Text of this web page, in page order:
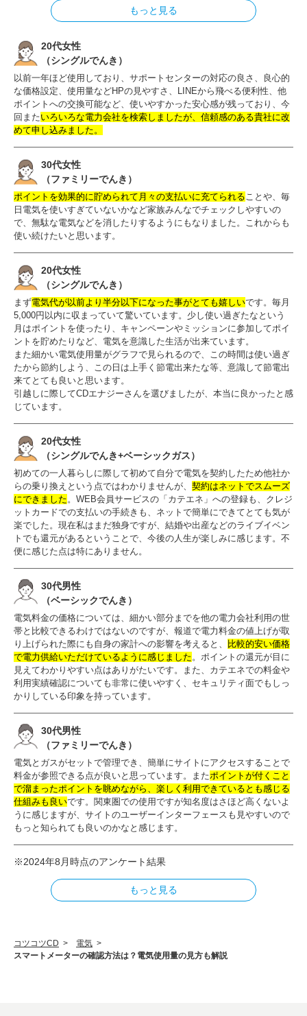
もっと見る
20代女性
（シングルでんき）
以前一年ほど使用しており、サポートセンターの対応の良さ、良心的
な価格設定、使用量などHPの見やすさ、LINEから飛べる便利性、他
ポイントへの交換可能など、使いやすかった安心感が残っており、今
回またいろいろな電力会社を検索しましたが、信頼感のある貴社に改
めて申し込みました。
30代女性
（ファミリーでんき）
ポイントを効果的に貯められて月々の支払いに充てられる ことや、毎
日電気を使いすぎていないかなど家族みんなでチェックしやすいの
で、無駄な電気などを消したりするようにもなりました。これからも
使い続けたいと思います。
20代女性
（シングルでんき）
まず電気代が以前より半分以下になった事がとても嬉しいです。毎月
5,000円以内に収まっていて驚いています。少し使い過ぎたなという
月はポイントを使ったり、キャンペーンやミッションに参加してポイ
ントを貯めたりなど、電気を意識した生活が出来ています。
また細かい電気使用量がグラフで見られるので、この時間は使い過ぎ
たから節約しよう、この日は上手く節電出来たな等、意識して節電出
来てとても良いと思います。
引越しに際してCDエナジーさんを選びましたが、本当に良かったと感
じています。
20代女性
（シングルでんき+ベーシックガス）
初めての一人暮らしに際して初めて自分で電気を契約したため他社か
らの乗り換えという点ではわかりませんが、 契約はネットでスムーズ
にできました 。WEB会員サービスの「カテエネ」への登録も、クレジ
ットカードでの支払いの手続きも、ネットで簡単にできてとても気が
楽でした。現在私はまだ独身ですが、結婚や出産などのライブイベン
トでも還元があるということで、今後の人生が楽しみに感じます。不
便に感じた点は特にありません。
30代男性
（ベーシックでんき）
電気料金の価格については、細かい部分までを他の電力会社利用の世
帯と比較できるわけではないのですが、報道で電力料金の値上げが取
り上げられた際にも自身の家計への影響を考えると、
比較的安い価格
で電力供給いただけているように感じました 。ポイントの還元が目に
見えてわかりやすい点はありがたいです。また、カテエネでの料金や
利用実績確認についても非常に使いやすく、セキュリティ面でもしっ
かりしている印象を持っています。
30代男性
（ファミリーでんき）
電気とガスがセットで管理でき、簡単にサイトにアクセスすることで
料金が参照できる点が良いと思っています。またポイントが付くこと
で溜まったポイントを眺めながら、楽しく利用できているとも感じる
仕組みも良いです。関東圏での使用ですが知名度はさほど高くないよ
うに感じますが、サイトのユーザーインターフェースも見やすいので
もっと知られても良いのかなと感じます。
※2024年8月時点のアンケート結果
もっと見る
コツコツCD > 電気 >
スマートメーターの確認方法は？電気使用量の見方も解説